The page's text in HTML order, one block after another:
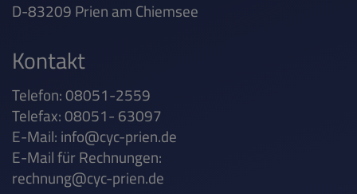
D-83209 Prien am Chiemsee
Kontakt
Telefon: 08051-2559
Telefax: 08051- 63097
E-Mail:info@cyc-prien.de
E-Mail für Rechnungen:
rechnung@cyc-prien.de